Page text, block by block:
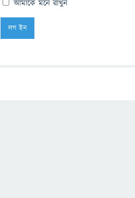
আমাকে মনে রাখুন